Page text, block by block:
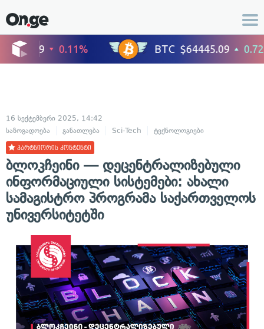
16 სექტემბერი 2025, 14:42
საზოგადოება
განათლება Sci-Tech ტექნოლოგიები
პარტნიორის კონტენტი
ბლოკჩეინი — დეცენტრალიზებული
ინფორმაციული სისტემები: ახალი
სამაგისტრო პროგრამა საქართველოს
უნივერსიტეტში